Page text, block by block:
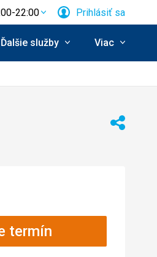
22:00 Prihlásiť sa
Ďalšie služby Viac
Zdieľať
termín